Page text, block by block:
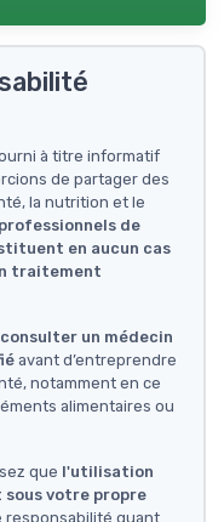
à titre informatif
de partager des
la nutrition et le
de
en aucun cas
traitement
consulter un médecin
avant d’entreprendre
notamment en ce
alimentaires ou
que l'utilisation
votre propre
responsabilité quant